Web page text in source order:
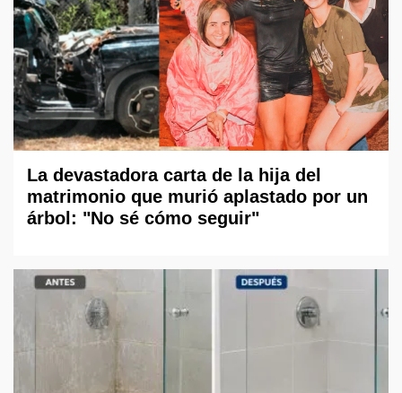
La devastadora carta de la hija del
matrimonio que murió aplastado por un
árbol: "No sé cómo seguir"